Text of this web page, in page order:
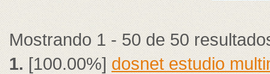
Mostrando 1 - 50 de 50
1. [100.00%]dosnet estudio